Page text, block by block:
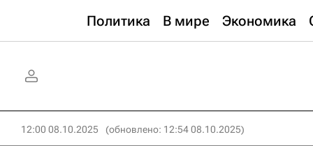
Политика В мире Экономика
12:00 08.10.2025 (обновлено: 12:54 08.10.2025)